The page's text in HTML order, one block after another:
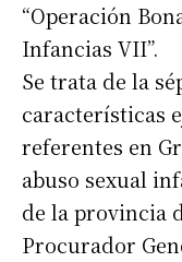
“Operación
Infancias VII”.
Se trata de la
características
referentes en
abuso sexual
de la provincia
Procurador